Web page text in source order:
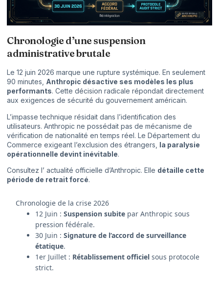
Chronologie d’une suspension
administrative brutale
Le 12 juin 2026 marque une rupture systémique. En seulement
90 minutes, Anthropic désactive ses modèles les plus
performants. Cette décision radicale répondait directement
aux exigences de sécurité du gouvernement américain.
L’impasse technique résidait dans l’identification des
utilisateurs. Anthropic ne possédait pas de mécanisme de
vérification de nationalité en temps réel. Le Département du
Commerce exigeant l’exclusion des étrangers, la paralysie
opérationnelle devint inévitable.
Consultez l’ actualité officielle d’Anthropic. Elle détaille cette
période de retrait forcé.
Chronologie de la crise 2026
12 Juin : Suspension subitepar Anthropic sous
pression fédérale.
30 Juin : Signature de l’accord de surveillance
étatique.
1er Juillet : Rétablissement officielsous protocole
strict.